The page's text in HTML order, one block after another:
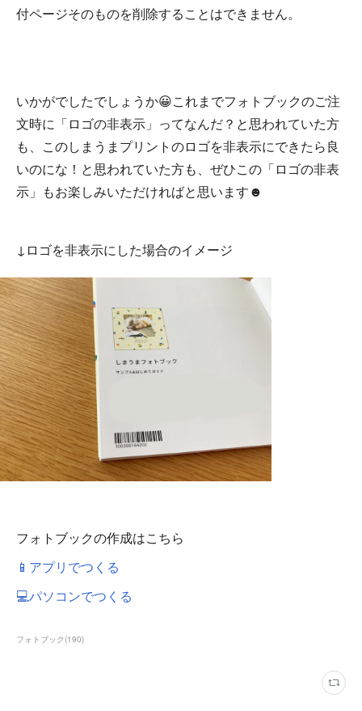
付ページそのものを削除することはできません。
いかがでしたでしょうか😀これまでフォトブックのご注
文時に「ロゴの非表示」ってなんだ？と思われていた方
も、このしまうまプリントのロゴを非表示にできたら良
いのにな！と思われていた方も、ぜひこの「ロゴの非表
示」もお楽しみいただければと思います☻
↓ロゴを非表示にした場合のイメージ
フォトブックの作成はこちら
📱アプリでつくる
💻パソコンでつくる
フォトブック (190)